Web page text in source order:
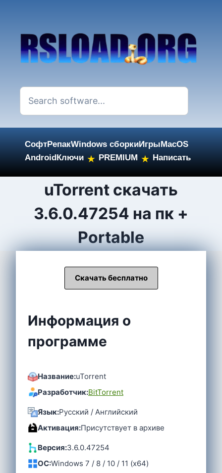
СофтРепакWindows сборкиИгрыMacOS
AndroidКлючи ★ PREMIUM ★ Написать
uTorrent скачать
3.6.0.47254 на пк +
Portable
Скачать бесплатно
Информация о
программе
Название:uTorrent
Разработчик:BitTorrent
Язык:Русский / Английский
Активация:Присутствует в архиве
Версия:3.6.0.47254
OC:Windows 7 / 8 / 10 / 11 (x64)